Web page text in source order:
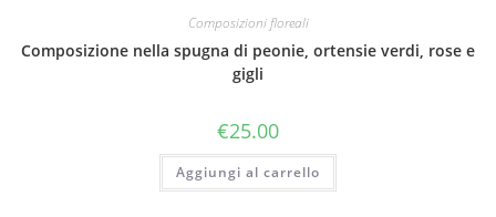
Composizioni floreali
Composizione nella spugna di peonie, ortensie verdi, rose e
gigli
€25.00
Aggiungi al carrello